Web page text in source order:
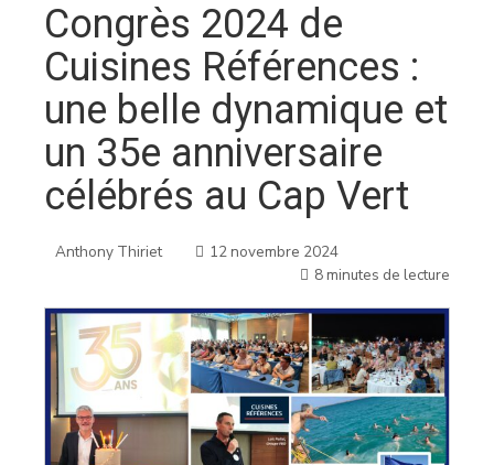
Congrès 2024 de
Cuisines Références :
une belle dynamique et
un 35e anniversaire
célébrés au Cap Vert
Anthony Thiriet
12 novembre 2024
8 minutes de lecture